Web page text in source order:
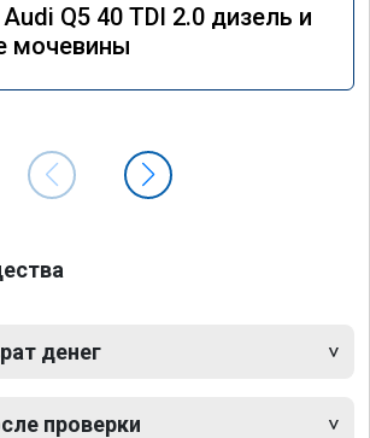
Q5 40 TDI 2.0 дизель и
мочевины
денег
проверки